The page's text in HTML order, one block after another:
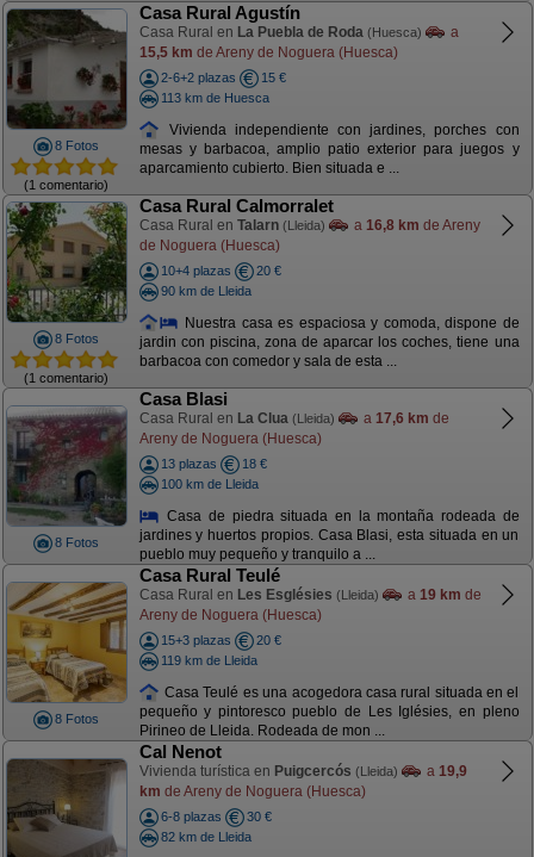
8 Fotos
(1 comentario)
Casa Rural Agustín
Casa Rural en La Puebla de Roda (Huesca)
a
15,5 km de Areny de Noguera (Huesca)
2-6+2 plazas
15 €
113 km de Huesca
Vivienda independiente con jardines, porches con
mesas y barbacoa, amplio patio exterior para juegos y
aparcamiento cubierto. Bien situada e ...
8 Fotos
(1 comentario)
Casa Rural Calmorralet
Casa Rural en Talarn (Lleida) a 16,8 km de Areny
de Noguera (Huesca)
10+4 plazas
20 €
90 km de Lleida
Nuestra casa es espaciosa y comoda, dispone de
jardin con piscina, zona de aparcar los coches, tiene una
barbacoa con comedor y sala de esta ...
8 Fotos
Casa Blasi
Casa Rural en La Clua (Lleida) a 17,6 km de
Areny de Noguera (Huesca)
13 plazas
18 €
100 km de Lleida
Casa de piedra situada en la montaña rodeada de
jardines y huertos propios. Casa Blasi, esta situada en un
pueblo muy pequeño y tranquilo a ...
8 Fotos
Casa Rural Teulé
Casa Rural en Les Esglésies (Lleida) a 19 km de
Areny de Noguera (Huesca)
15+3 plazas
20 €
119 km de Lleida
Casa Teulé es una acogedora casa rural situada en el
pequeño y pintoresco pueblo de Les Iglésies, en pleno
Pirineo de Lleida. Rodeada de mon ...
Cal Nenot
Vivienda turística en Puigcercós (Lleida) a 19,9
km de Areny de Noguera (Huesca)
6-8 plazas
30 €
82 km de Lleida